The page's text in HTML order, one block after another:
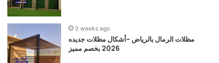
3 weeks ago
مظلات الرمال بالرياض -أشكال مظلات جديده
2026 بخصم مميز